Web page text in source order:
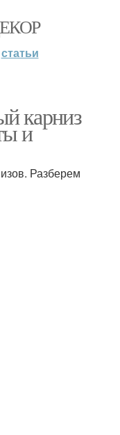
статьи
карниз
и
Разберем